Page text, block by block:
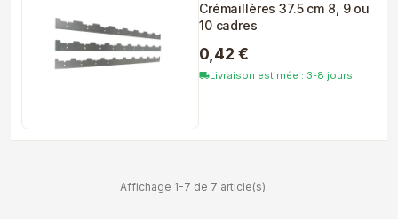
Crémaillères 37.5 cm 8, 9 ou
10 cadres
0,42 €
local_shippingLivraison estimée : 3-8 jours
Affichage 1-7 de 7 article(s)